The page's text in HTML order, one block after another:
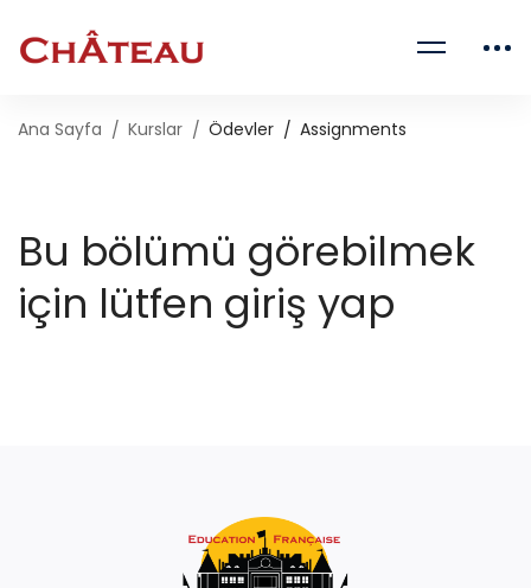
Ana Sayfa Kurslar Ödevler Assignments
Bu bölümü görebilmek
için lütfen giriş yap